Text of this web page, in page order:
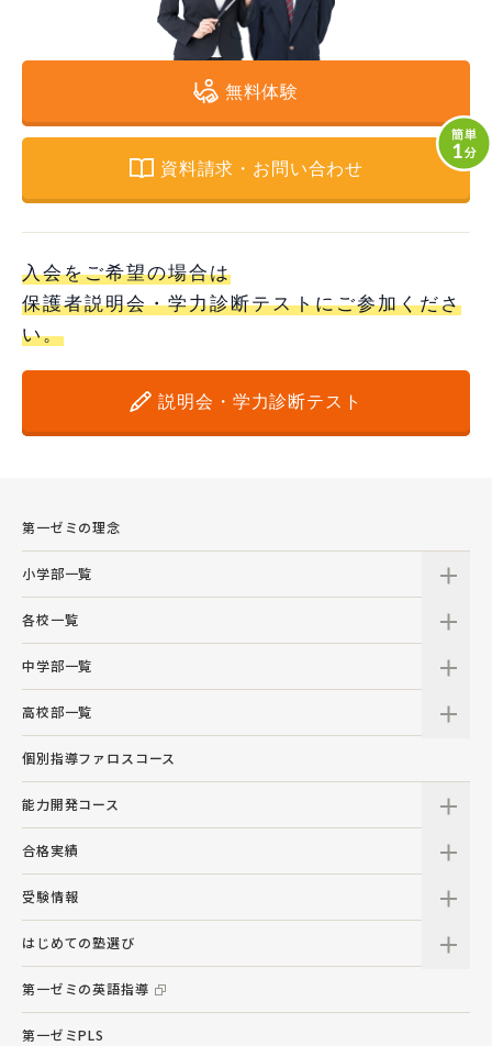
無料体験
資料請求・お問い合わせ
入会をご希望の場合は
保護者説明会・学力診断テストにご参加くださ
い。
説明会・学力診断テスト
第一ゼミの理念
小学部一覧
各校一覧
中学部一覧
高校部一覧
個別指導ファロスコース
能力開発コース
合格実績
受験情報
はじめての塾選び
第一ゼミの英語指導
第一ゼミPLS